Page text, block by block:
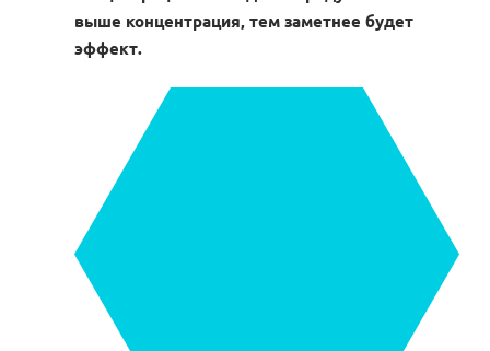
выше концентрация, тем заметнее будет
эффект.